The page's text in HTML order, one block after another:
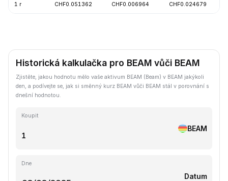
1 r CHF0.051362 CHF0.006964 CHF0.024679
Historická kalkulačka pro BEAM vůči BEAM
Zjistěte, jakou hodnotu mělo vaše aktivum BEAM (Beam) v BEAM jakýkoli
den, a podívejte se, jak si směnný kurz BEAM vůči BEAM stál v porovnání s
dnešní hodnotou.
Koupit
BEAM
Dne
Datum